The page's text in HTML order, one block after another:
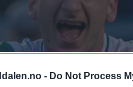
- Do Not Process